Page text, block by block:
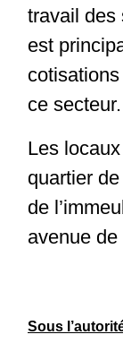
travail des
est
ce secteur.
Les
quartier
de
avenue
Sous